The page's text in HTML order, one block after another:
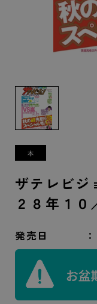
ザテレビ
２８年１０
発売日